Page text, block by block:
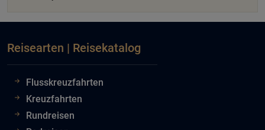
Reisearten | Reisekatalog
Flusskreuzfahrten
Kreuzfahrten
Rundreisen